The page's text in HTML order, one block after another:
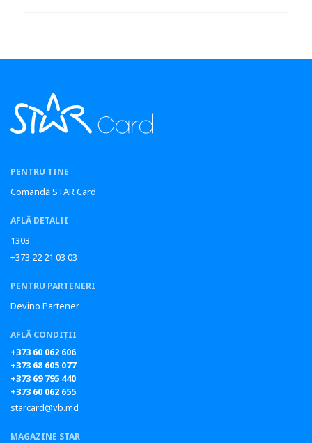
PENTRU TINE
Comandă STAR Card
AFLĂ DETALII
1303
+373 22 21 03 03
PENTRU PARTENERI
Devino Partener
AFLĂ CONDIȚII
+373 60 062 606
+373 68 605 077
+373 69 795 440
+373 60 062 655
starcard@vb.md
MAGAZINE STAR